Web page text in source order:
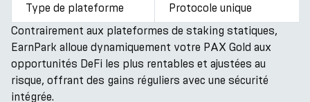
Type de plateforme
Protocole unique
Contrairement aux plateformes de staking statiques,
EarnPark alloue dynamiquement votre PAX Gold aux
opportunités DeFi les plus rentables et ajustées au
risque, offrant des gains réguliers avec une sécurité
intégrée.